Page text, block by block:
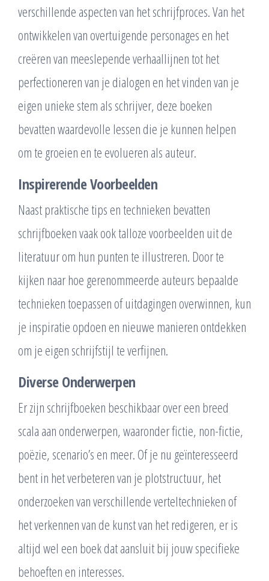
verschillende aspecten van het schrijfproces. Van het
ontwikkelen van overtuigende personages en het
creëren van meeslepende verhaallijnen tot het
perfectioneren van je dialogen en het vinden van je
eigen unieke stem als schrijver, deze boeken
bevatten waardevolle lessen die je kunnen helpen
om te groeien en te evolueren als auteur.
Inspirerende Voorbeelden
Naast praktische tips en technieken bevatten
schrijfboeken vaak ook talloze voorbeelden uit de
literatuur om hun punten te illustreren. Door te
kijken naar hoe gerenommeerde auteurs bepaalde
technieken toepassen of uitdagingen overwinnen, kun
je inspiratie opdoen en nieuwe manieren ontdekken
om je eigen schrijfstijl te verfijnen.
Diverse Onderwerpen
Er zijn schrijfboeken beschikbaar over een breed
scala aan onderwerpen, waaronder fictie, non-fictie,
poëzie, scenario’s en meer. Of je nu geïnteresseerd
bent in het verbeteren van je plotstructuur, het
onderzoeken van verschillende verteltechnieken of
het verkennen van de kunst van het redigeren, er is
altijd wel een boek dat aansluit bij jouw specifieke
behoeften en interesses.